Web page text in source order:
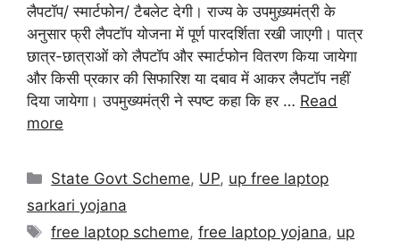
लैपटॉप/ स्मार्टफोन/ टैबलेट देगी। राज्य के उपमुख़्यमंत्री के
अनुसार फ्री लैपटॉप योजना में पूर्ण पारदर्शिता रखी जाएगी। पात्र
छात्र-छात्राओं को लैपटॉप और स्मार्टफोन वितरण किया जायेगा
और किसी प्रकार की सिफारिश या दबाव में आकर लैपटॉप नहीं
दिया जायेगा। उपमुख्यमंत्री ने स्पष्ट कहा कि हर … Read
more
State Govt Scheme, UP, up free laptop
sarkari yojana
free laptop scheme,free laptop yojana, up